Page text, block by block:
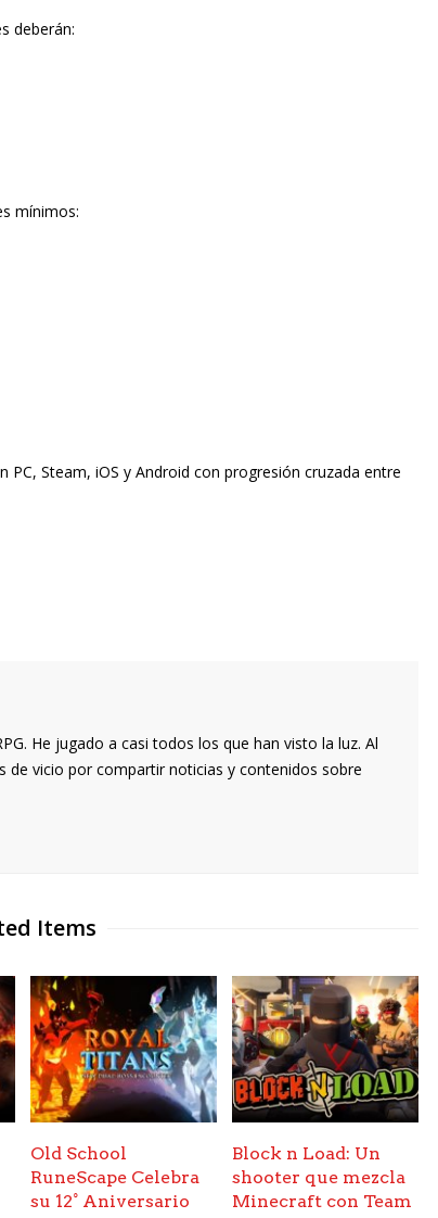
deberán:
mínimos:
PC, Steam, iOS y Android con progresión cruzada entre
He jugado a casi todos los que han visto la luz. Al
de vicio por compartir noticias y contenidos sobre
Items
Old School
RuneScape Celebra
su 12° Aniversario
Block n Load: Un
shooter que mezcla
Minecraft con Team